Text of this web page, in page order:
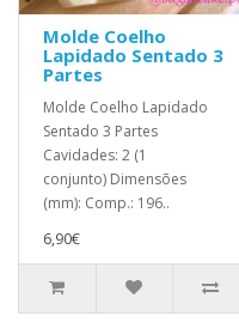
Molde Coelho
Lapidado Sentado 3
Partes
Molde Coelho Lapidado
Sentado 3 Partes
Cavidades: 2 (1
conjunto) Dimensões
(mm): Comp.: 196..
6,90€